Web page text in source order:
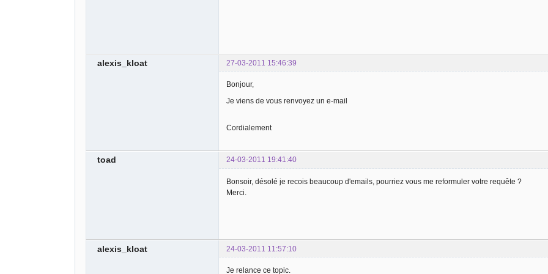
alexis_kloat 27-03-2011 15:46:39
Bonjour,
Je viens de vous renvoyez un e-mail
Cordialement
toad 24-03-2011 19:41:40
Bonsoir, désolé je recois beaucoup d'emails, pourriez vous me reformuler votre requête ?
Merci.
alexis_kloat 24-03-2011 11:57:10
Je relance ce topic.